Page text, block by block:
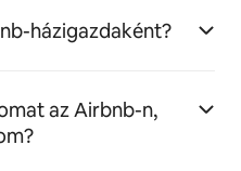
házigazdaként?
az Airbnb-n,